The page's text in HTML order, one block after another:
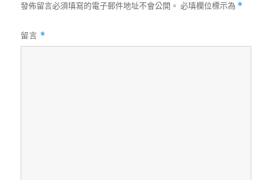
發佈留言必須填寫的電子郵件地址不會公開。 必填欄位標示為 *
留言 *